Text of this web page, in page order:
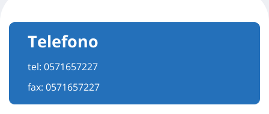
Telefono
tel: 0571657227
fax: 0571657227